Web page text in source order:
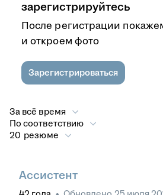
зарегистрируйтесь
После регистрации
и откроем фото
Зарегистрироваться
За всё время
По соответствию
20 резюме
Ассистент